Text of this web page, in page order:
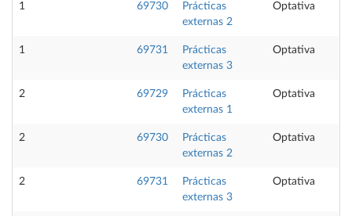
1 69730
Prácticas
externas 2
Optativa
1 69731
Prácticas
externas 3
Optativa
2 69729
Prácticas
externas 1
Optativa
2 69730
Prácticas
externas 2
Optativa
2 69731
Prácticas
externas 3
Optativa